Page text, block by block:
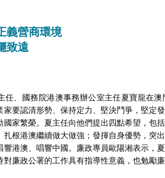
義營商環境
致遠
任、國務院港澳事務辦公室主任夏寶龍在
要認清形勢、保持定力、堅決鬥爭，堅定
家繁榮。夏主任向他們提出四點希望，包
扎根港澳繼續做大做強；發揮自身優勢，突
港澳、唱響中國。廉政專員歐陽湘表示，
對廉政公署的工作具有指導性意義，也勉勵